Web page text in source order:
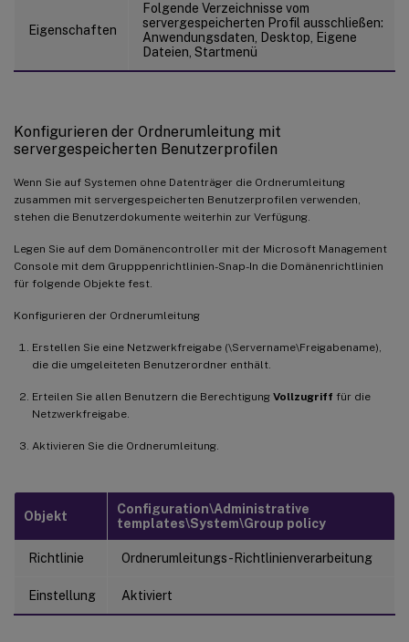
Eigenschaften
Folgende Verzeichnisse vom
servergespeicherten Profil ausschließen:
Anwendungsdaten, Desktop, Eigene
Dateien, Startmenü
Konfigurieren der Ordnerumleitung mit
servergespeicherten Benutzerprofilen
Wenn Sie auf Systemen ohne Datenträger die Ordnerumleitung
zusammen mit servergespeicherten Benutzerprofilen verwenden,
stehen die Benutzerdokumente weiterhin zur Verfügung.
Legen Sie auf dem Domänencontroller mit der Microsoft Management
Console mit dem Grupppenrichtlinien-Snap-In die Domänenrichtlinien
für folgende Objekte fest.
Konfigurieren der Ordnerumleitung
Erstellen Sie eine Netzwerkfreigabe (\Servername\Freigabename),
die die umgeleiteten Benutzerordner enthält.
Erteilen Sie allen Benutzern die Berechtigung Vollzugriff für die
Netzwerkfreigabe.
Aktivieren Sie die Ordnerumleitung.
Objekt
Configuration\Administrative
templates\System\Group policy
Richtlinie Ordnerumleitungs-Richtlinienverarbeitung
Einstellung Aktiviert